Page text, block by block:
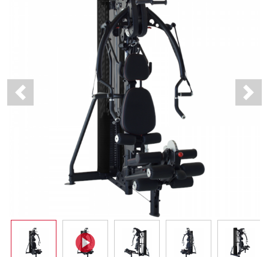
Previous Next